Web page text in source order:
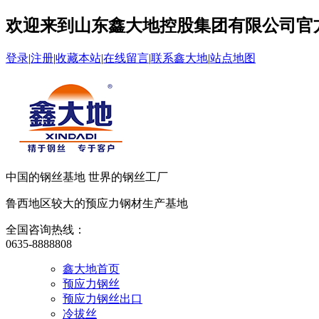
欢迎来到山东鑫大地控股集团有限公司官
登录|注册|收藏本站|在线留言|联系鑫大地|站点地图
中国的钢丝基地 世界的钢丝工厂
鲁西地区较大的预应力钢材生产基地
全国咨询热线：
0635-8888808
鑫大地首页
预应力钢丝
预应力钢丝出口
冷拔丝